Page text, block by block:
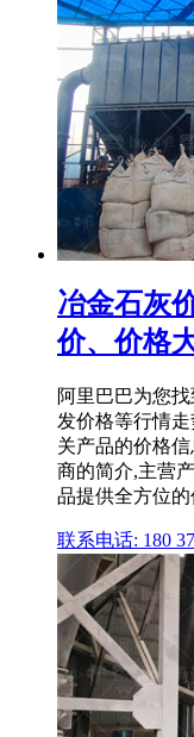
冶金石灰
价、价格
阿里巴巴为您
发价格等行情
关产品的价格
商的简介,主营
品提供全方位的
联系电话: 180